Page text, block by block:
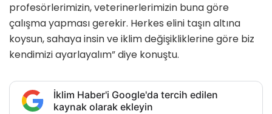
profesörlerimizin, veterinerlerimizin buna göre
çalışma yapması gerekir. Herkes elini taşın altına
koysun, sahaya insin ve iklim değişikliklerine göre biz
kendimizi ayarlayalım” diye konuştu.
İklim Haber'i Google'da tercih edilen
kaynak olarak ekleyin